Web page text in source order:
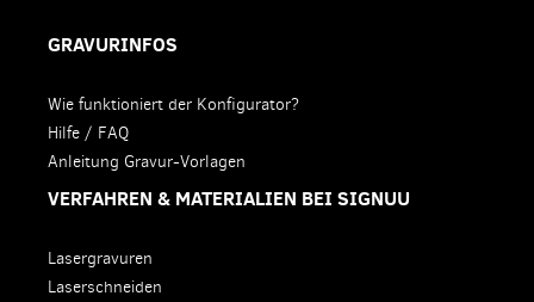
GRAVURINFOS
Wie funktioniert der Konfigurator?
Hilfe / FAQ
Anleitung Gravur-Vorlagen
VERFAHREN & MATERIALIEN BEI SIGNUU
Lasergravuren
Laserschneiden